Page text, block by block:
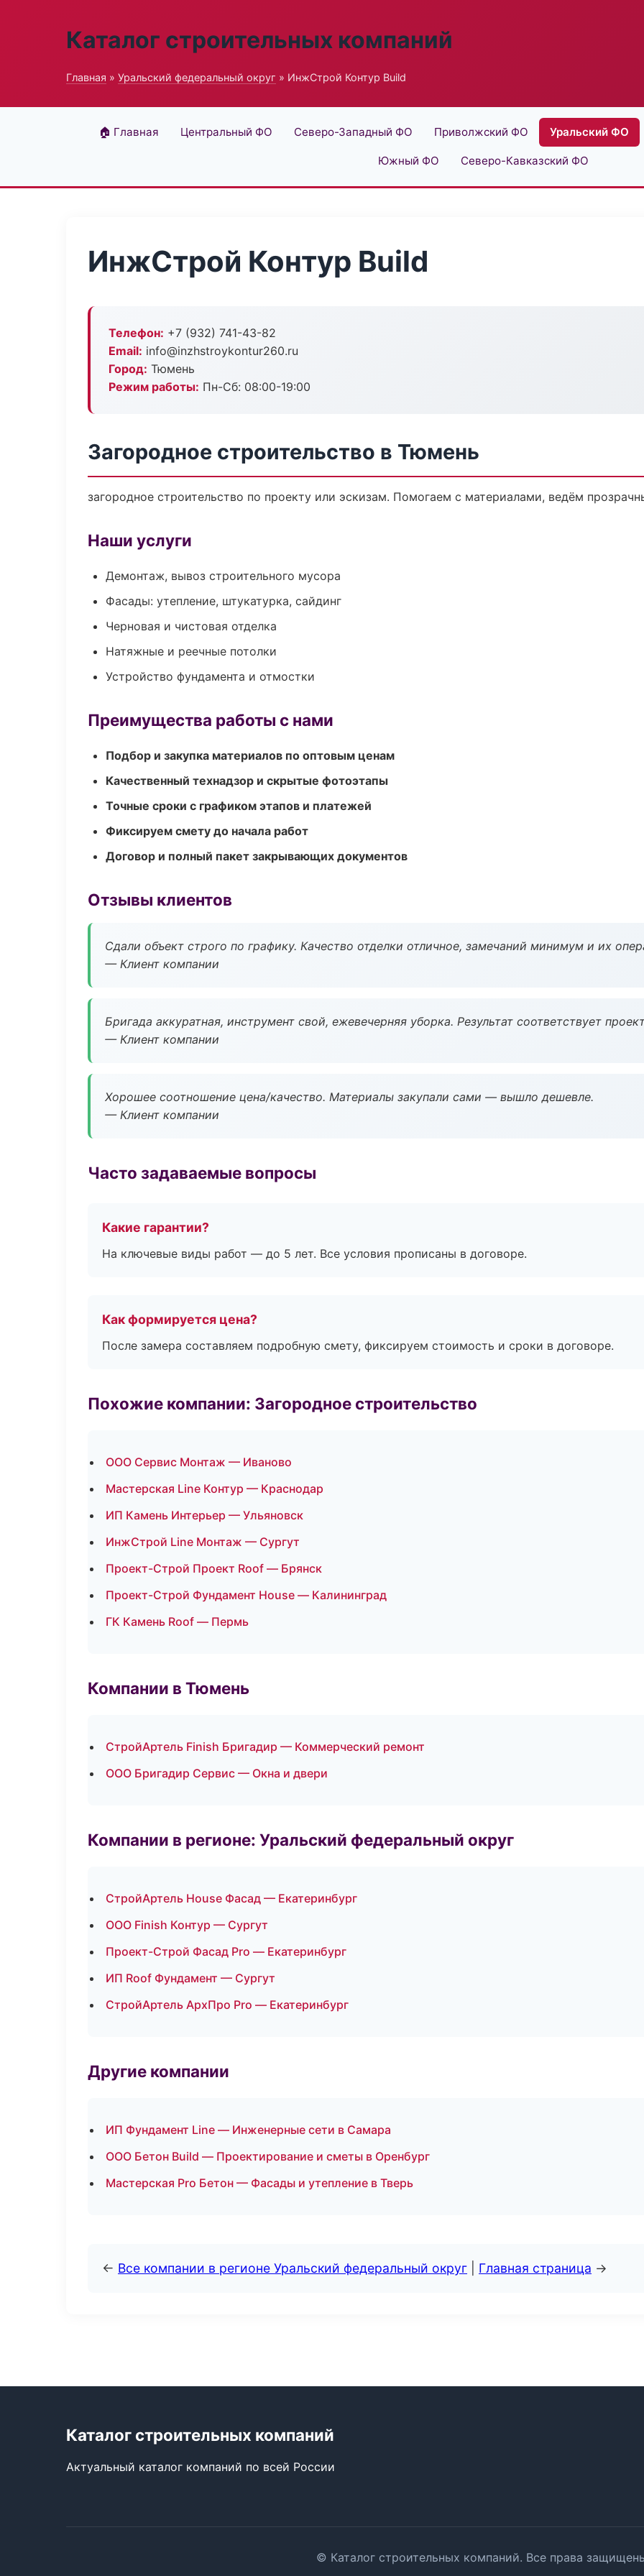
Каталог строительных компаний
Главная » Уральский федеральный округ » ИнжСтрой Контур Build
🏠 Главная Центральный ФО Северо-Западный ФО Приволжский ФО Уральский ФО
Южный ФО Северо-Кавказский ФО
ИнжСтрой Контур Build
Телефон: +7 (932) 741-43-82
Email: info@inzhstroykontur260.ru
Город: Тюмень
Режим работы: Пн-Сб: 08:00-19:00
Загородное строительство в Тюмень
загородное строительство по проекту или эскизам. Помогаем с материалами, ведём
Наши услуги
Демонтаж, вывоз строительного мусора
Фасады: утепление, штукатурка, сайдинг
Черновая и чистовая отделка
Натяжные и реечные потолки
Устройство фундамента и отмостки
Преимущества работы с нами
Подбор и закупка материалов по оптовым ценам
Качественный технадзор и скрытые фотоэтапы
Точные сроки с графиком этапов и платежей
Фиксируем смету до начала работ
Договор и полный пакет закрывающих документов
Отзывы клиентов
Сдали объект строго по графику. Качество отделки отличное, замечаний минимум и их
— Клиент компании
Бригада аккуратная, инструмент свой, ежевечерняя уборка. Результат соответствует
— Клиент компании
Хорошее соотношение цена/качество. Материалы закупали сами — вышло дешевле.
— Клиент компании
Часто задаваемые вопросы
Какие гарантии?
На ключевые виды работ — до 5 лет. Все условия прописаны в договоре.
Как формируется цена?
После замера составляем подробную смету, фиксируем стоимость и сроки в договоре.
Похожие компании: Загородное строительство
ООО Сервис Монтаж — Иваново
Мастерская Line Контур — Краснодар
ИП Камень Интерьер — Ульяновск
ИнжСтрой Line Монтаж — Сургут
Проект-Строй Проект Roof — Брянск
Проект-Строй Фундамент House — Калининград
ГК Камень Roof — Пермь
Компании в Тюмень
СтройАртель Finish Бригадир — Коммерческий ремонт
ООО Бригадир Сервис — Окна и двери
Компании в регионе: Уральский федеральный округ
СтройАртель House Фасад — Екатеринбург
ООО Finish Контур — Сургут
Проект-Строй Фасад Pro — Екатеринбург
ИП Roof Фундамент — Сургут
СтройАртель АрхПро Pro — Екатеринбург
Другие компании
ИП Фундамент Line — Инженерные сети в Самара
ООО Бетон Build — Проектирование и сметы в Оренбург
Мастерская Pro Бетон — Фасады и утепление в Тверь
← Все компании в регионе Уральский федеральный округ Главная страница →
Каталог строительных компаний
Актуальный каталог компаний по всей России
© Каталог строительных компаний. Все права